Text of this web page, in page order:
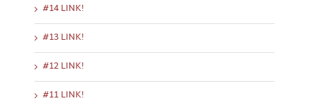
#14 LINK!
#13 LINK!
#12 LINK!
#11 LINK!